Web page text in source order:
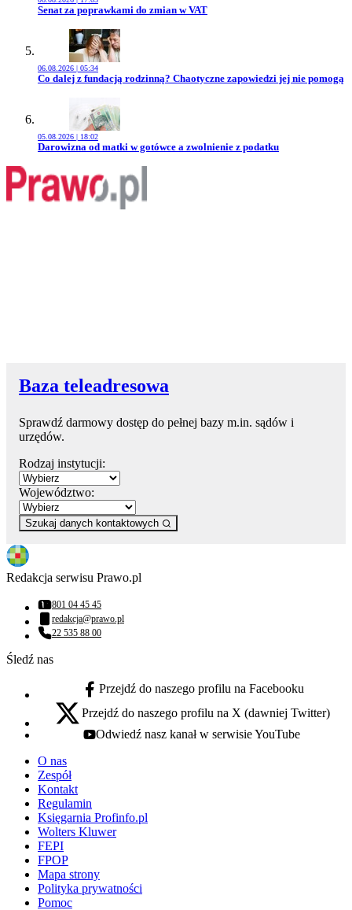
Przejdź do artykułu:
Senat za poprawkami do zmian w VAT
06.08.2026 | 05:34
Przejdź do artykułu:
Co dalej z fundacją rodzinną? Chaotyczne zapowiedzi jej nie pomogą
05.08.2026 | 18:02
Przejdź do artykułu:
Darowizna od matki w gotówce a zwolnienie z podatku
Baza teleadresowa
Sprawdź darmowy dostęp do pełnej bazy m.in. sądów i
urzędów.
Rodzaj instytucji:
Województwo:
Szukaj danych kontaktowych
Redakcja serwisu Prawo.pl
Numer telefonu:
801 04 45 45
Adres email:
redakcja@prawo.pl
Numer telefonu:
22 535 88 00
Śledź nas
facebook - otwiera się w nowej karcie
Przejdź do naszego profilu na Facebooku
x - otwiera się w nowej karcie
Przejdź do naszego profilu na X (dawniej Twitter)
youtube - otwiera się w nowej karcie
Odwiedź nasz kanał w serwisie YouTube
O nas
Zespół
Kontakt
Regulamin
Księgarnia Profinfo.pl
Wolters Kluwer
FEPI
FPOP
Mapa strony
Polityka prywatności
Pomoc